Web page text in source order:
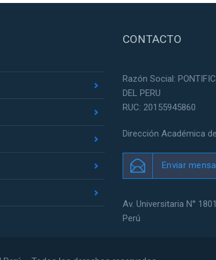
CONTACTO
Razón Social:
DEL PERU
RUC: 20155945860
Dirección Académica
Enviar
Av. Universitaria N°
Perú